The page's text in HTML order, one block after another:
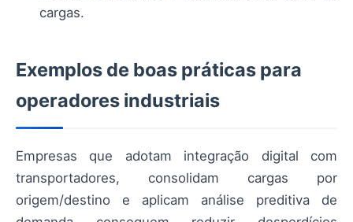
cargas.
Exemplos de boas práticas para
operadores industriais
Empresas que adotam integração digital com
transportadores, consolidam cargas por
origem/destino e aplicam análise preditiva de